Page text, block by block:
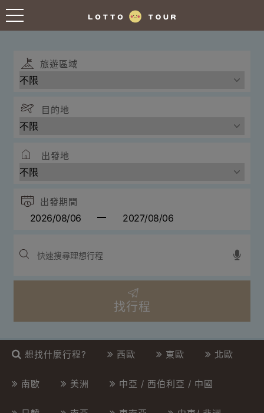
往前 往後
旅遊區域
目的地
出發地
出發期間
找行程
想找什麼行程? 西歐 東歐 北歐
南歐 美洲 中亞 / 西伯利亞 / 中國